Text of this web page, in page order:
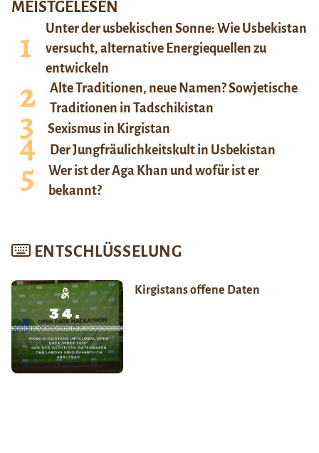
MEISTGELESEN
Unter der usbekischen Sonne: Wie Usbekistan
versucht, alternative Energiequellen zu
entwickeln
Alte Traditionen, neue Namen? Sowjetische
Traditionen in Tadschikistan
Sexismus in Kirgistan
Der Jungfräulichkeitskult in Usbekistan
Wer ist der Aga Khan und wofür ist er
bekannt?
ENTSCHLÜSSELUNG
Kirgistans offene Daten